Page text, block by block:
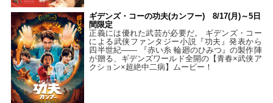
ギデンズ・コーの功夫(カンフー) 8/17(月)～5日
間限定
正義には優れた武芸が必要だ。 ギデンズ・コー
による武侠ファンタジー小説『功夫』発表から
四半世紀―― 『赤い糸 輪廻のひみつ』の製作陣
が贈る、ギデンズワールド全開の【青春×武侠ア
クション×超絶中二病】ムービー！